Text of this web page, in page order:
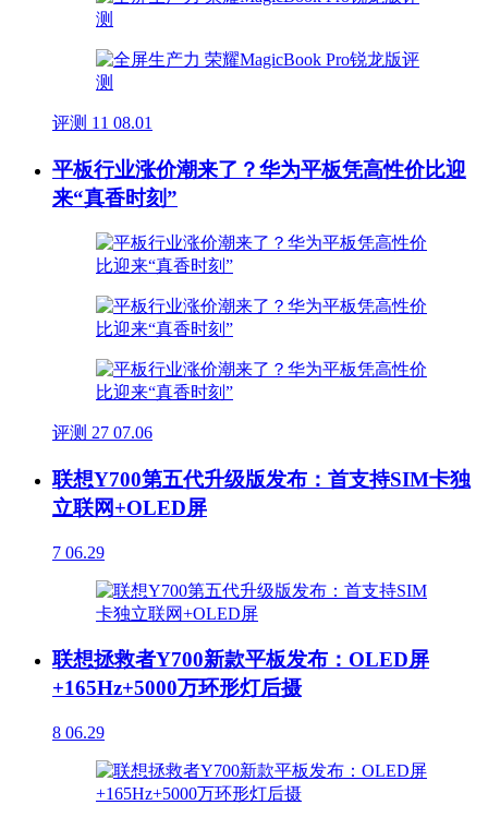
评测 11 08.01
平板行业涨价潮来了？华为平板凭高性价比迎
来“真香时刻”
评测 27 07.06
联想Y700第五代升级版发布：首支持SIM卡独
立联网+OLED屏
7 06.29
联想拯救者Y700新款平板发布：OLED屏
+165Hz+5000万环形灯后摄
8 06.29